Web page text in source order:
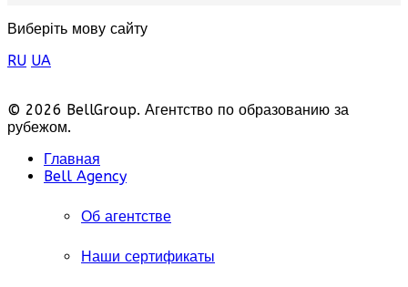
Виберіть мову сайту
RU UA
© 2026 BellGroup. Агентство по образованию за
рубежом.
Главная
Bell Agency
Об агентстве
Наши сертификаты